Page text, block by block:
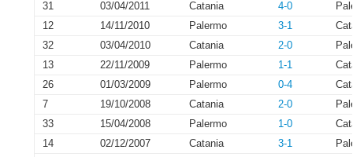
31
03/04/2011 Catania 4-0
12
14/11/2010 Palermo 3-1
32
03/04/2010 Catania 2-0
13
22/11/2009 Palermo 1-1
26
01/03/2009 Palermo 0-4
7
19/10/2008 Catania 2-0
33
15/04/2008 Palermo 1-0
14
02/12/2007 Catania 3-1